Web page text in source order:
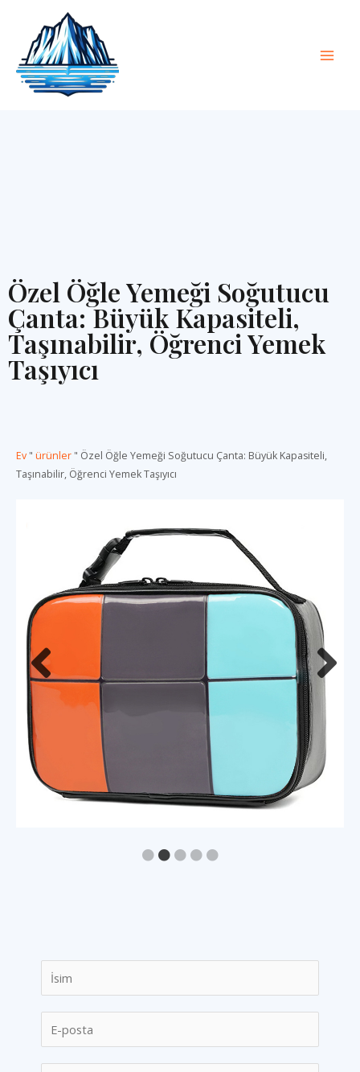
Özel Öğle Yemeği Soğutucu
Çanta: Büyük Kapasiteli,
Taşınabilir, Öğrenci Yemek
Taşıyıcı
Ev " ürünler " Özel Öğle Yemeği Soğutucu Çanta: Büyük Kapasiteli,
Taşınabilir, Öğrenci Yemek Taşıyıcı